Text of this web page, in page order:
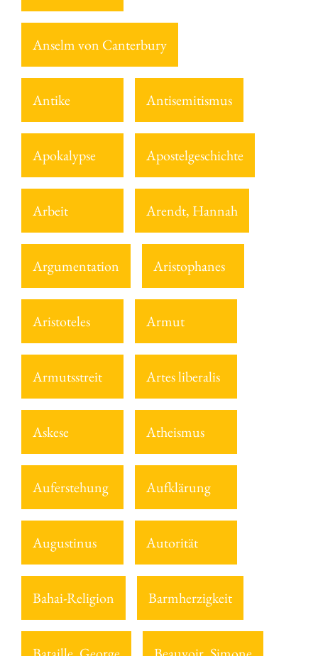
Anselm von Canterbury
Antike Antisemitismus
Apokalypse Apostelgeschichte
Arbeit Arendt, Hannah
Argumentation Aristophanes
Aristoteles Armut
Armutsstreit Artes liberalis
Askese Atheismus
Auferstehung Aufklärung
Augustinus Autorität
Bahai-Religion Barmherzigkeit